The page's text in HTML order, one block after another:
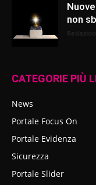
non
CATEGORIE PIÙ
News
Portale Focus On
Portale Evidenza
Sicurezza
Portale Slider